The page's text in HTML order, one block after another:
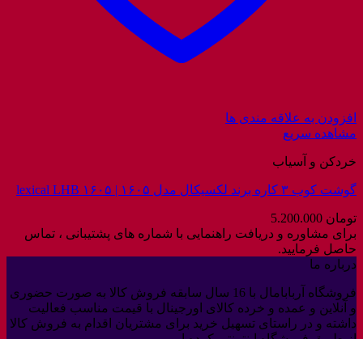
افزودن به علاقه مندی ها
مشاهده سریع
خردکن و آسیاب
گوشت کوب ۳ کاره برند لکسیکال مدل ۱۶۰۵ | lexical LHB ۱۶۰۵
تومان
برای مشاوره و دریافت راهنمایی با شماره های پشتیبانی ، تماس
حاصل فرمایید.
درباره ما
فروشگاه آربابامال با 16 سال سابقه فروش کالا به صورت حضوری
و آنلاین و عمده و خرده کالای اورجینال با قیمت مناسب فعالیت
داشته و در راستای تسهیل خرید برای مشتریان اقدام به فروش کالا